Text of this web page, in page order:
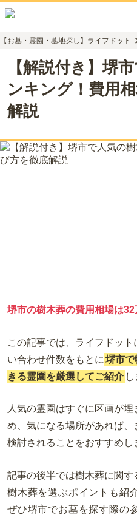
【お墓・霊園・墓地探し】ライフドット
【解説付き】堺
ンキング！費用
解説
堺市の樹木葬の費用相場は32
この記事では、 ライフドット
い合わせ件数をもとに 堺市で
きる霊園を厳選してご紹介 し
人気の霊園はすぐに区画が
め、気になる場所があれば
検討されることをおすすめし
記事の後半では樹木葬に関す
樹木葬を選ぶポイントも紹
ぜひ堺市でお墓を探す際の